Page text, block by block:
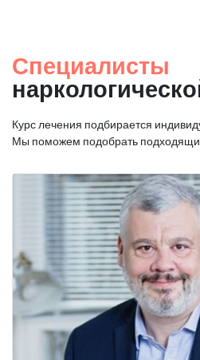
Специалисты
Курс лечения подбирается
Мы поможем подобрать